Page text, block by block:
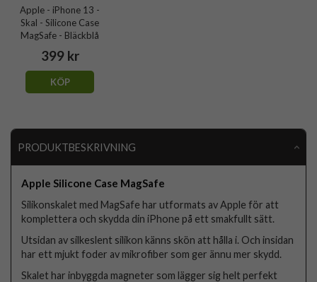
Apple - iPhone 13 -
Skal - Silicone Case
MagSafe - Bläckblå
399 kr
KÖP
PRODUKTBESKRIVNING
Apple Silicone Case MagSafe
Silikonskalet med MagSafe har utformats av Apple för att
komplettera och skydda din iPhone på ett smakfullt sätt.
Utsidan av silkeslent silikon känns skön att hålla i. Och insidan
har ett mjukt foder av mikrofiber som ger ännu mer skydd.
Skalet har inbyggda magneter som lägger sig helt perfekt